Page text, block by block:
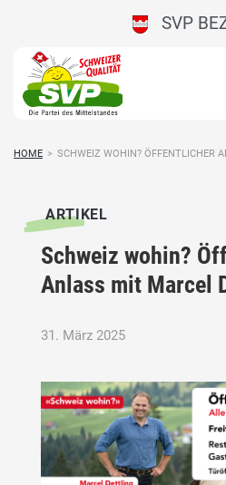
SVP
HOME > SCHWEIZ WOHIN? ÖFFENTLICHER
ARTIKEL
Schweiz wohin?
Anlass mit Marcel
31. März 2025